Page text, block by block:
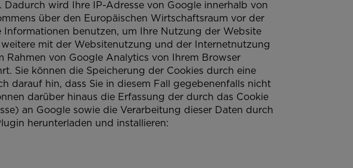
wird Ihre IP-Adresse von Google innerhalb von
über den Europäischen Wirtschaftsraum vor der
benutzen, um Ihre Nutzung der Website
mit der Websitenutzung und der Internetnutzung
von Google Analytics von Ihrem Browser
Sie können die Speicherung der Cookies durch eine
darauf hin, dass Sie in diesem Fall gegebenenfalls nicht
darüber hinaus die Erfassung der durch das Cookie
an Google sowie die Verarbeitung dieser Daten durch
herunterladen und installieren: